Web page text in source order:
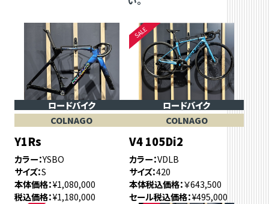
ロードバイク
COLNAGO
Y1Rs
カラー YSBO
サイズ S
本体価格 ¥1,080,000
税込価格 ¥1,180,000
ロードバイク
COLNAGO
V4 105Di2
カラー VDLB
サイズ 420
本体税込価格 ￥643,500
セール税込価格 ¥495,000